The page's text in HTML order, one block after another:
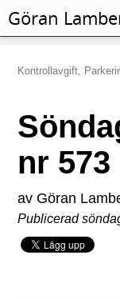
Kontrollavgift,
nr 573
av Göran
Publicerad
Göran